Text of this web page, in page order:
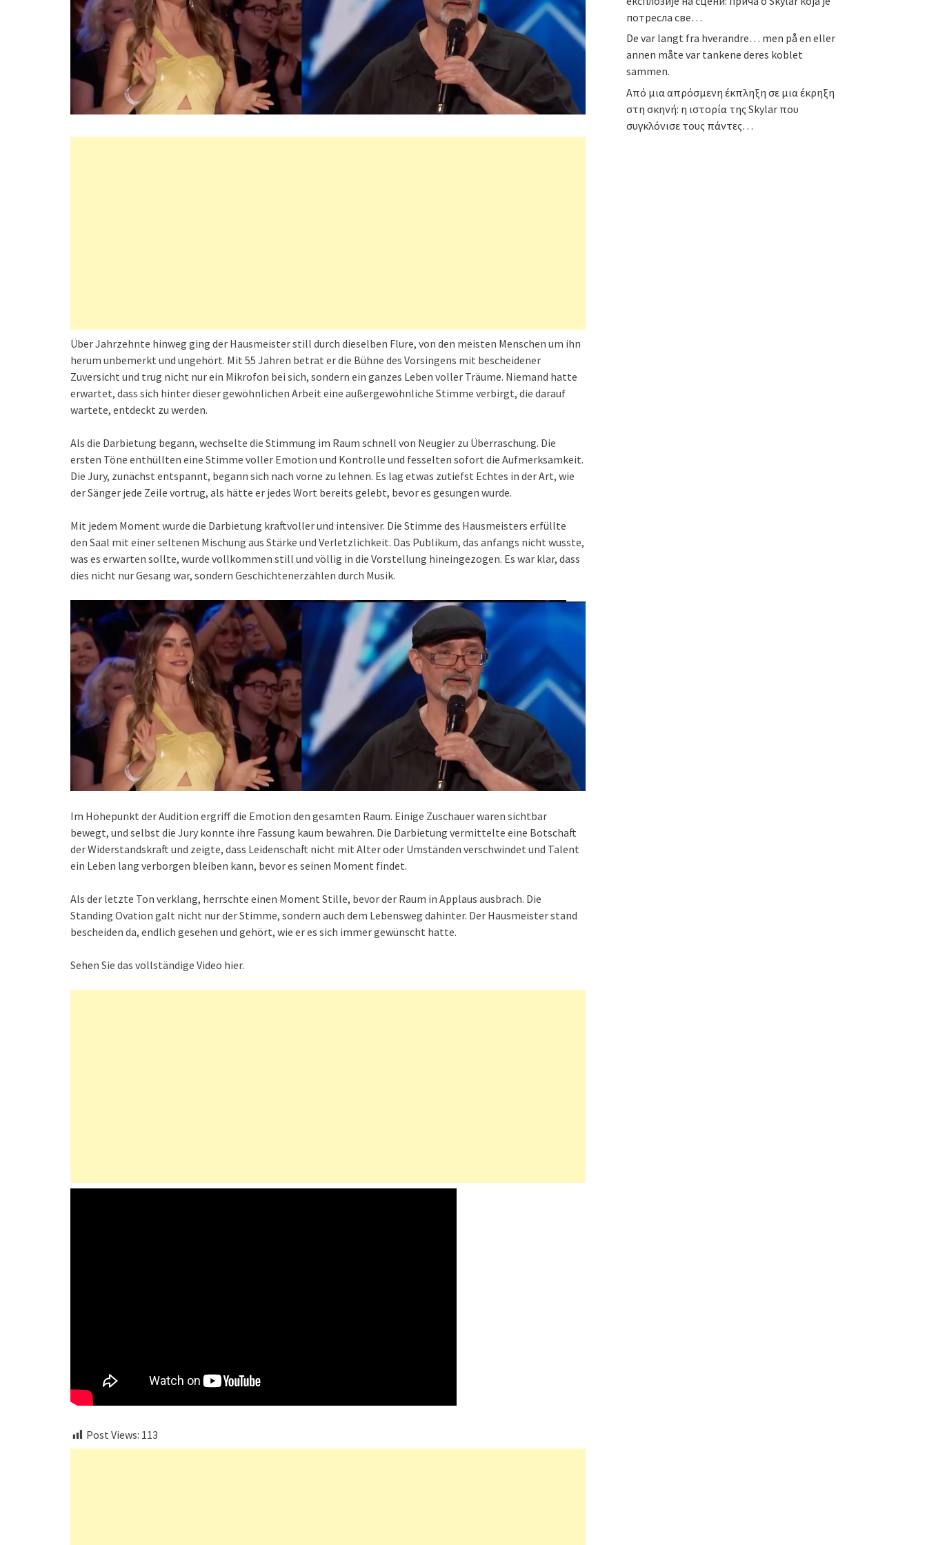
Über Jahrzehnte hinweg ging der Hausmeister still durch dieselben Flure, von den meisten Menschen um ihn
herum unbemerkt und ungehört. Mit 55 Jahren betrat er die Bühne des Vorsingens mit bescheidener
Zuversicht und trug nicht nur ein Mikrofon bei sich, sondern ein ganzes Leben voller Träume. Niemand hatte
erwartet, dass sich hinter dieser gewöhnlichen Arbeit eine außergewöhnliche Stimme verbirgt, die darauf
wartete, entdeckt zu werden.
Als die Darbietung begann, wechselte die Stimmung im Raum schnell von Neugier zu Überraschung. Die
ersten Töne enthüllten eine Stimme voller Emotion und Kontrolle und fesselten sofort die Aufmerksamkeit.
Die Jury, zunächst entspannt, begann sich nach vorne zu lehnen. Es lag etwas zutiefst Echtes in der Art, wie
der Sänger jede Zeile vortrug, als hätte er jedes Wort bereits gelebt, bevor es gesungen wurde.
Mit jedem Moment wurde die Darbietung kraftvoller und intensiver. Die Stimme des Hausmeisters erfüllte
den Saal mit einer seltenen Mischung aus Stärke und Verletzlichkeit. Das Publikum, das anfangs nicht wusste,
was es erwarten sollte, wurde vollkommen still und völlig in die Vorstellung hineingezogen. Es war klar, dass
dies nicht nur Gesang war, sondern Geschichtenerzählen durch Musik.
Im Höhepunkt der Audition ergriff die Emotion den gesamten Raum. Einige Zuschauer waren sichtbar
bewegt, und selbst die Jury konnte ihre Fassung kaum bewahren. Die Darbietung vermittelte eine Botschaft
der Widerstandskraft und zeigte, dass Leidenschaft nicht mit Alter oder Umständen verschwindet und Talent
ein Leben lang verborgen bleiben kann, bevor es seinen Moment findet.
Als der letzte Ton verklang, herrschte einen Moment Stille, bevor der Raum in Applaus ausbrach. Die
Standing Ovation galt nicht nur der Stimme, sondern auch dem Lebensweg dahinter. Der Hausmeister stand
bescheiden da, endlich gesehen und gehört, wie er es sich immer gewünscht hatte.
Sehen Sie das vollständige Video hier.
Post Views: 113
потресла све…
De var langt fra hverandre… men på en eller
annen måte var tankene deres koblet
sammen.
Από μια απρόσμενη έκπληξη σε μια έκρηξη
στη σκηνή: η ιστορία της Skylar που
συγκλόνισε τους πάντες…